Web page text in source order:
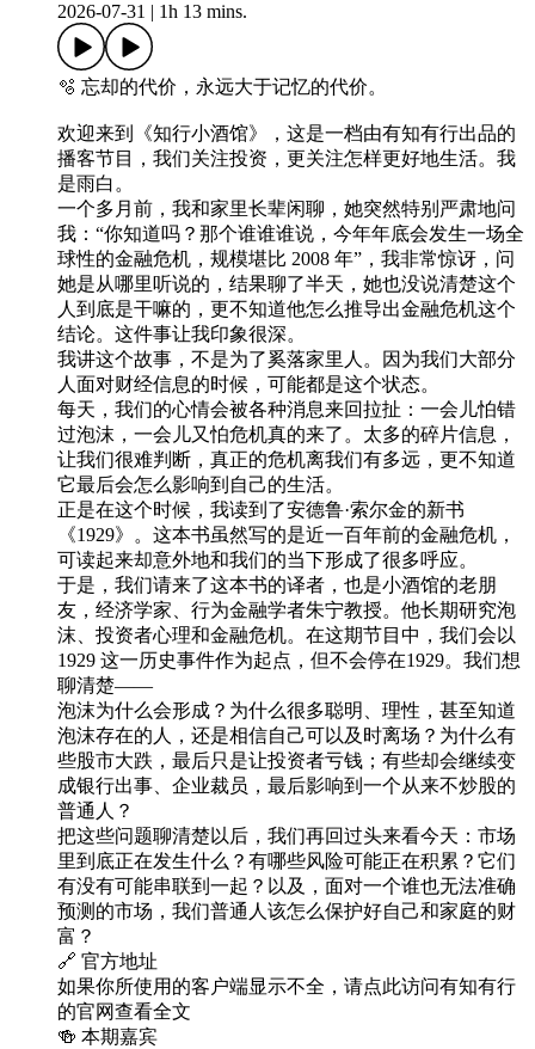
2026-07-31 1h 13 mins.
🫧 忘却的代价，永远大于记忆的代价。
欢迎来到《知行小酒馆》，这是一档由有知有行出品的
播客节目，我们关注投资，更关注怎样更好地生活。我
是雨白。
一个多月前，我和家里长辈闲聊，她突然特别严肃地问
我：“你知道吗？那个谁谁谁说，今年年底会发生一场全
球性的金融危机，规模堪比 2008 年”，我非常惊讶，问
她是从哪里听说的，结果聊了半天，她也没说清楚这个
人到底是干嘛的，更不知道他怎么推导出金融危机这个
结论。这件事让我印象很深。
我讲这个故事，不是为了奚落家里人。因为我们大部分
人面对财经信息的时候，可能都是这个状态。
每天，我们的心情会被各种消息来回拉扯：一会儿怕错
过泡沫，一会儿又怕危机真的来了。太多的碎片信息，
让我们很难判断，真正的危机离我们有多远，更不知道
它最后会怎么影响到自己的生活。
正是在这个时候，我读到了安德鲁·索尔金的新书
《1929》。这本书虽然写的是近一百年前的金融危机，
可读起来却意外地和我们的当下形成了很多呼应。
于是，我们请来了这本书的译者，也是小酒馆的老朋
友，经济学家、行为金融学者朱宁教授。他长期研究泡
沫、投资者心理和金融危机。在这期节目中，我们会以
1929 这一历史事件作为起点，但不会停在1929。我们想
聊清楚——
泡沫为什么会形成？为什么很多聪明、理性，甚至知道
泡沫存在的人，还是相信自己可以及时离场？为什么有
些股市大跌，最后只是让投资者亏钱；有些却会继续变
成银行出事、企业裁员，最后影响到一个从来不炒股的
普通人？
把这些问题聊清楚以后，我们再回过头来看今天：市场
里到底正在发生什么？有哪些风险可能正在积累？它们
有没有可能串联到一起？以及，面对一个谁也无法准确
预测的市场，我们普通人该怎么保护好自己和家庭的财
富？
🔗 官方地址
如果你所使用的客户端显示不全，请点此访问有知有行
的官网查看全文
🍻 本期嘉宾